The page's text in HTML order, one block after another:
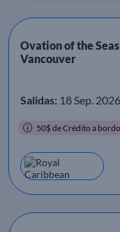
Ovation of the
Vancouver
Salidas: 18 Sep. 2026
50$ de Crédito a bordo